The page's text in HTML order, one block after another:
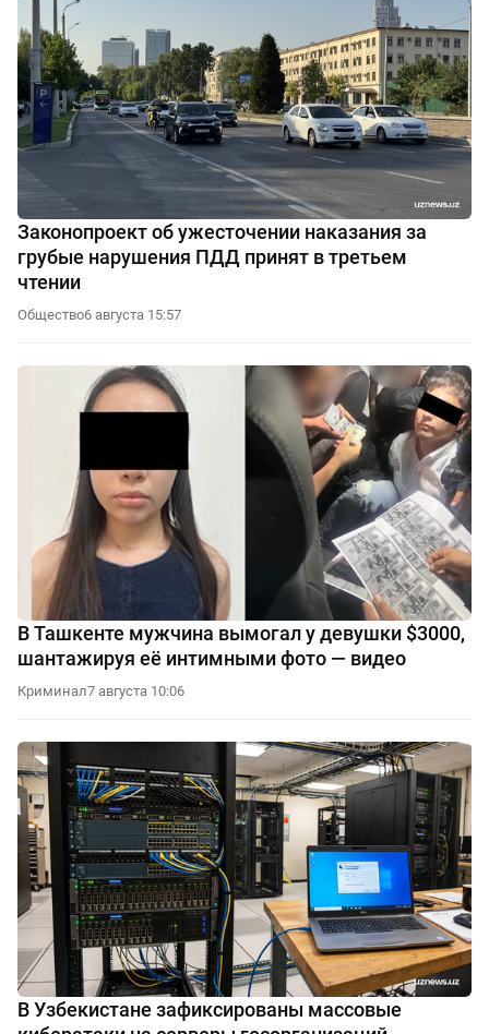
Законопроект об ужесточении наказания за
грубые нарушения ПДД принят в третьем
чтении
Общество6 августа 15:57
В Ташкенте мужчина вымогал у девушки $3000,
шантажируя её интимными фото — видео
Криминал7 августа 10:06
В Узбекистане зафиксированы массовые